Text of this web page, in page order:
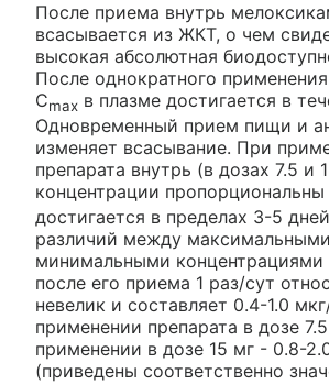
После приема внутрь
всасывается из ЖКТ, о чем
высокая абсолютная
После однократного
Сmax в плазме достигается в
Одновременный прием пищи и
изменяет всасывание. При
препарата внутрь (в дозах 7.5 и
концентрации
достигается в пределах 3-5
различий между
минимальными концентрациями
после его приема 1 раз/сут
невелик и составляет 0.4-1.0
применении препарата в дозе
применении в дозе 15 мг - 0.8-
(приведены соответственно